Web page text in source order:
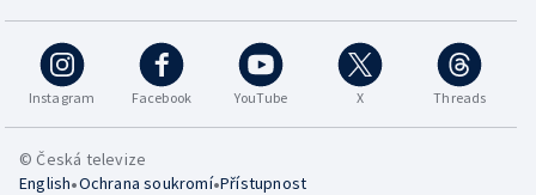
Instagram Facebook YouTube X Threads
© Česká televize
English•Ochrana soukromí•Přístupnost